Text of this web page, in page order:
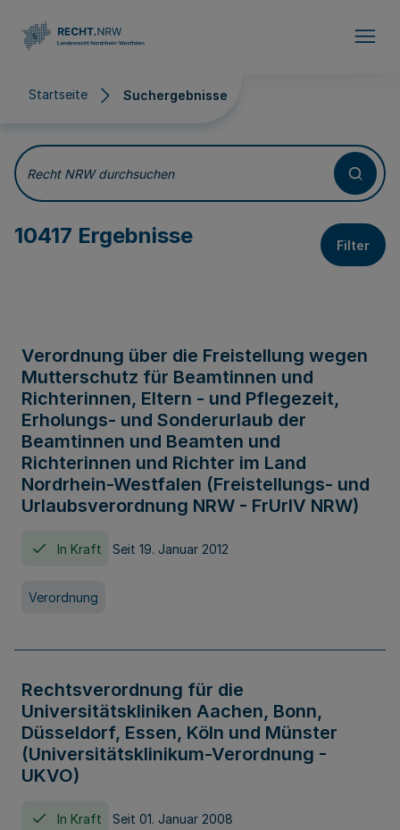
Startseite Suchergebnisse
Suchergebnisse
Recht NRW durchsuchen
10417 Ergebnisse Filter
Verordnung über die Freistellung wegen
Mutterschutz für Beamtinnen und
Richterinnen, Eltern - und Pflegezeit,
Erholungs- und Sonderurlaub der
Beamtinnen und Beamten und
Richterinnen und Richter im Land
Nordrhein-Westfalen (Freistellungs- und
Urlaubsverordnung NRW - FrUrlV NRW)
In Kraft Seit 19. Januar 2012
Verordnung
Rechtsverordnung für die
Universitätskliniken Aachen, Bonn,
Düsseldorf, Essen, Köln und Münster
(Universitätsklinikum-Verordnung -
UKVO)
In Kraft Seit 01. Januar 2008